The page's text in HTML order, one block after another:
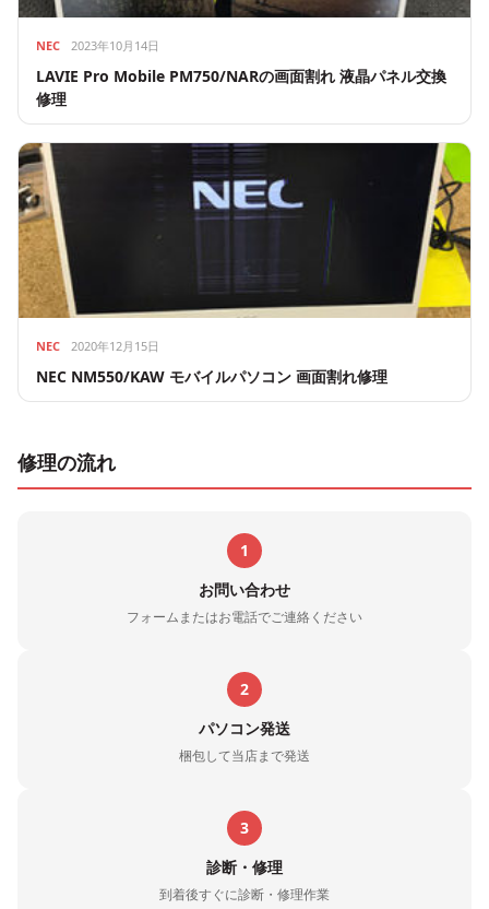
NEC 2023年10月14日
LAVIE Pro Mobile PM750/NARの画面割れ 液晶パネル交換
修理
NEC 2020年12月15日
NEC NM550/KAW モバイルパソコン 画面割れ修理
修理の流れ
1
お問い合わせ
フォームまたはお電話でご連絡ください
2
パソコン発送
梱包して当店まで発送
3
診断・修理
到着後すぐに診断・修理作業